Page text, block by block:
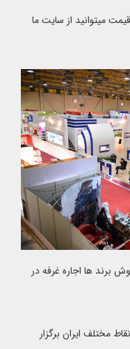
میتوانید از سایت ما
برند ها اجاره غرفه در
مختلف ایران برگزار